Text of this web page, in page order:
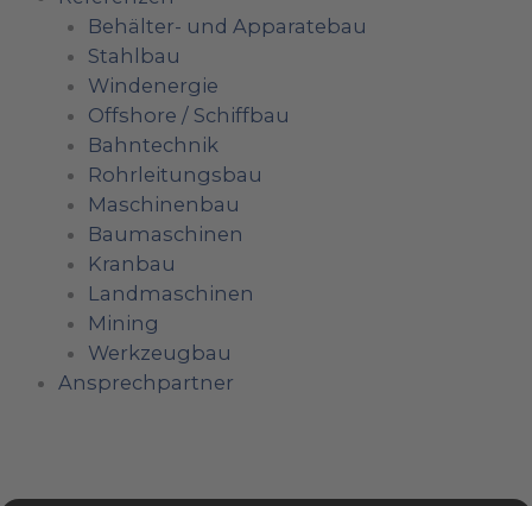
Behälter- und Apparatebau
Stahlbau
Windenergie
Offshore / Schiffbau
Bahntechnik
Rohrleitungsbau
Maschinenbau
Baumaschinen
Kranbau
Landmaschinen
Mining
Werkzeugbau
Ansprechpartner